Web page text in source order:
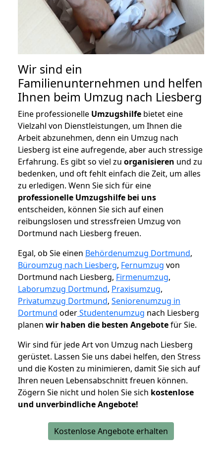
Wir sind ein
Familienunternehmen und helfen
Ihnen beim Umzug nach Liesberg
Eine professionelle Umzugshilfe bietet eine
Vielzahl von Dienstleistungen, um Ihnen die
Arbeit abzunehmen, denn ein Umzug nach
Liesberg ist eine aufregende, aber auch stressige
Erfahrung. Es gibt so viel zu organisieren und zu
bedenken, und oft fehlt einfach die Zeit, um alles
zu erledigen. Wenn Sie sich für eine
professionelle Umzugshilfe bei uns
entscheiden, können Sie sich auf einen
reibungslosen und stressfreien Umzug von
Dortmund nach Liesberg freuen.
Egal, ob Sie einen Behördenumzug Dortmund,
Büroumzug nach Liesberg, Fernumzug von
Dortmund nach Liesberg, Firmenumzug,
Laborumzug Dortmund, Praxisumzug,
Privatumzug Dortmund, Seniorenumzug in
Dortmund oderStudentenumzug nach Liesberg
planen wir haben die besten Angebotefür Sie.
Wir sind für jede Art von Umzug nach Liesberg
gerüstet. Lassen Sie uns dabei helfen, den Stress
und die Kosten zu minimieren, damit Sie sich auf
Ihren neuen Lebensabschnitt freuen können.
Zögern Sie nicht und holen Sie sich kostenlose
und unverbindliche Angebote!
Kostenlose Angebote erhalten